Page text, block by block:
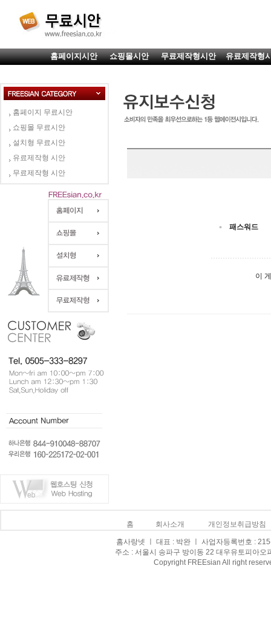
홈페이지시안 쇼핑몰시안 무료제작형시안 유료제작형
홈페이지 무료시안
쇼핑몰 무료시안
설치형 무료시안
유료제작형 시안
무료제작형 시안
패스워드
이
홈 회사소개 개인정보취급방침
홈사랑넷 ㅣ 대표 : 박완 ㅣ 사업자등록번호 :
주소 : 서울시 송파구 방이동 22 대우유토피아
Copyright FREEsian All right